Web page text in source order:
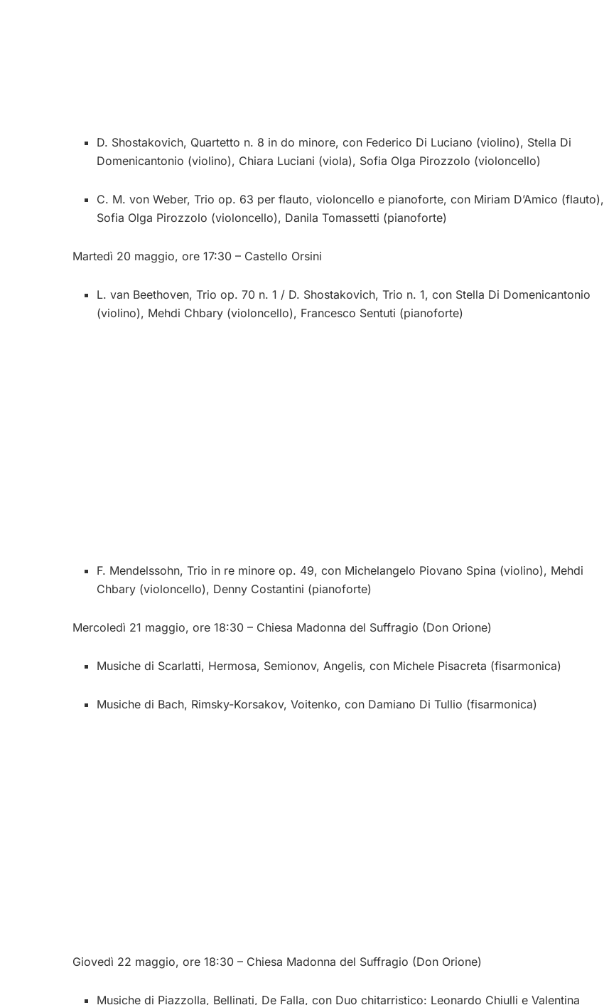
D. Shostakovich, Quartetto n. 8 in do minore, con Federico Di Luciano (violino), Stella Di
Domenicantonio (violino), Chiara Luciani (viola), Sofia Olga Pirozzolo (violoncello)
C. M. von Weber, Trio op. 63 per flauto, violoncello e pianoforte, con Miriam D’Amico (flauto),
Sofia Olga Pirozzolo (violoncello), Danila Tomassetti (pianoforte)
Martedì 20 maggio, ore 17:30 – Castello Orsini
L. van Beethoven, Trio op. 70 n. 1 / D. Shostakovich, Trio n. 1, con Stella Di Domenicantonio
(violino), Mehdi Chbary (violoncello), Francesco Sentuti (pianoforte)
F. Mendelssohn, Trio in re minore op. 49, con Michelangelo Piovano Spina (violino), Mehdi
Chbary (violoncello), Denny Costantini (pianoforte)
Mercoledì 21 maggio, ore 18:30 – Chiesa Madonna del Suffragio (Don Orione)
Musiche di Scarlatti, Hermosa, Semionov, Angelis, con Michele Pisacreta (fisarmonica)
Musiche di Bach, Rimsky-Korsakov, Voitenko, con Damiano Di Tullio (fisarmonica)
Giovedì 22 maggio, ore 18:30 – Chiesa Madonna del Suffragio (Don Orione)
Musiche di Piazzolla, Bellinati, De Falla, con Duo chitarristico: Leonardo Chiulli e Valentina